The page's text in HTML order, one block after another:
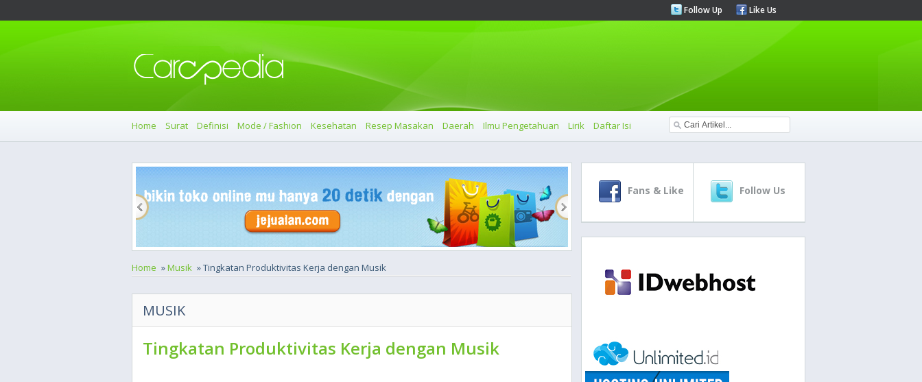
Follow Up Like Us
Home Surat Definisi Mode / Fashion Kesehatan Resep Masakan Daerah Ilmu Pengetahuan Lirik Daftar Isi
Home »Musik » Tingkatan Produktivitas Kerja dengan Musik
MUSIK
Tingkatan Produktivitas Kerja dengan Musik
Fans & Like Follow Us